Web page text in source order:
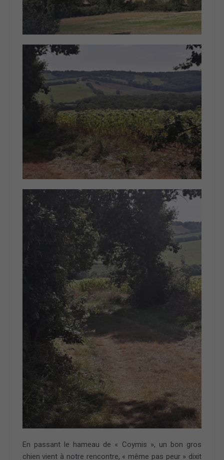
En passant le hameau de « Coymis », un bon gros
chien vient à notre rencontre, « même pas peur » dixit